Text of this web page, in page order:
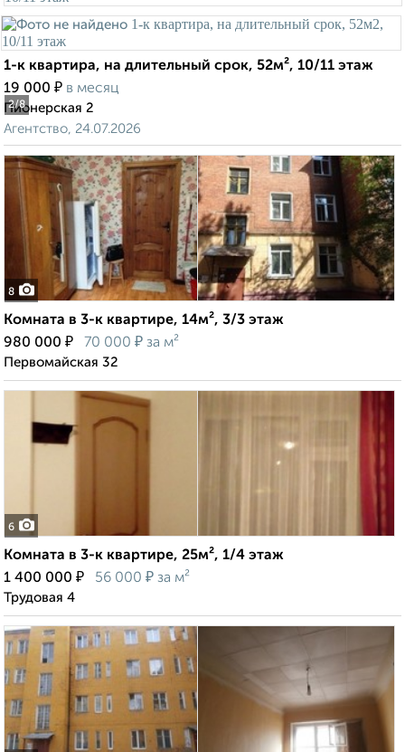
2/8
1-к квартира, на длительный срок, 52м², 10/11 этаж
19 000 ₽ в месяц
Пионерская 2
Агентство, 24.07.2026
8
Комната в 3-к квартире, 14м², 3/3 этаж
980 000 ₽ 70 000 ₽ за м²
Первомайская 32
6
Комната в 3-к квартире, 25м², 1/4 этаж
1 400 000 ₽ 56 000 ₽ за м²
Трудовая 4